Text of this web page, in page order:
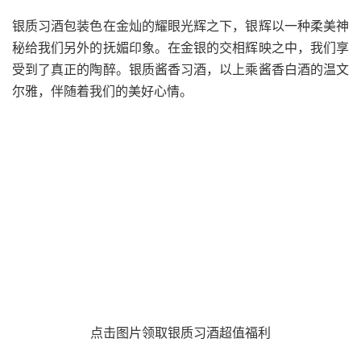
银质习酒包装色在金灿的耀眼光辉之下，银辉以一种柔美神
秘给我们另外的抚媚印象。在金银的交相辉映之中，我们享
受到了真正的陶醉。银质酱香习酒，以上乘酱香白酒的温文
尔雅，伴随着我们的美好心情。
点击图片领取银质习酒超值福利